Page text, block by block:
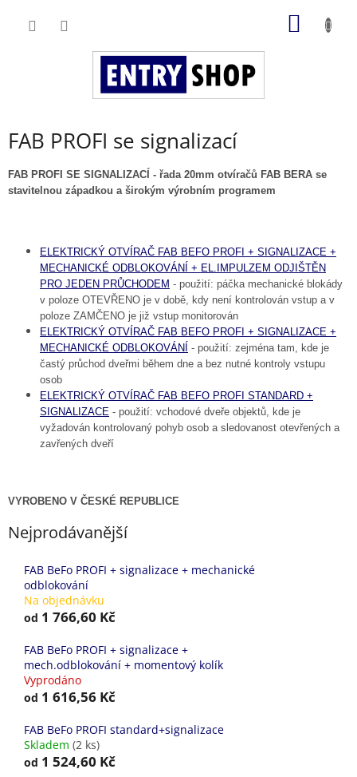
FAB PROFI se signalizací
FAB PROFI SE SIGNALIZACÍ - řada 20mm otvíračů FAB BERA se
stavitelnou západkou a širokým výrobním programem
ELEKTRICKÝ OTVÍRAČ FAB BEFO PROFI + SIGNALIZACE +
MECHANICKÉ ODBLOKOVÁNÍ + EL.IMPULZEM ODJIŠTĚN
PRO JEDEN PRŮCHODEM - použití: páčka mechanické blokády
v poloze OTEVŘENO je v době, kdy není kontrolován vstup a v
poloze ZAMČENO je již vstup monitorován
ELEKTRICKÝ OTVÍRAČ FAB BEFO PROFI + SIGNALIZACE +
MECHANICKÉ ODBLOKOVÁNÍ - použití: zejména tam, kde je
častý průchod dveřmi během dne a bez nutné kontroly vstupu
osob
ELEKTRICKÝ OTVÍRAČ FAB BEFO PROFI STANDARD +
SIGNALIZACE - použití: vchodové dveře objektů, kde je
vyžadován kontrolovaný pohyb osob a sledovanost otevřených a
zavřených dveří
VYROBENO V ČESKÉ REPUBLICE
Nejprodávanější
FAB BeFo PROFI + signalizace + mechanické
odblokování
Na objednávku
od 1 766,60 Kč
FAB BeFo PROFI + signalizace +
mech.odblokování + momentový kolík
Vyprodáno
od 1 616,56 Kč
FAB BeFo PROFI standard+signalizace
Skladem (2 ks)
od 1 524,60 Kč